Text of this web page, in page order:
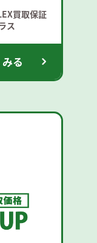
買取保証
ス
る